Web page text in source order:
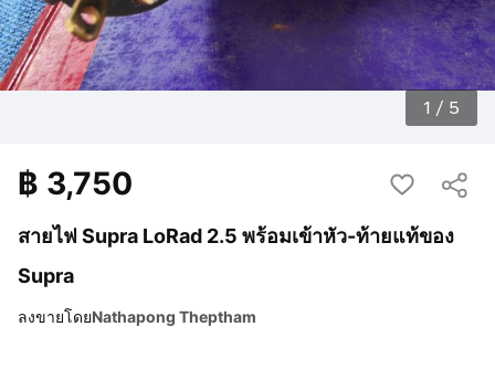
1 / 5
สายไฟ Supra LoRad 2.5 พร้อมเข้าหัว-ท้ายแท้ของ
Supra
฿ 3,750
ลงขายโดยNathapong Theptham